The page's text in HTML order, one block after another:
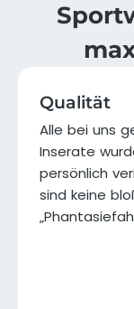
Qualität
Alle bei uns
Inserate
persönlich
sind keine